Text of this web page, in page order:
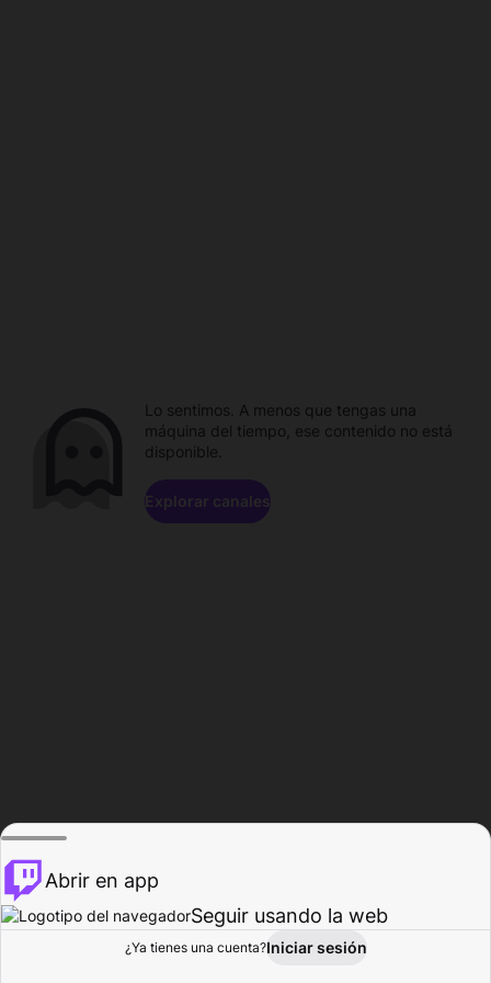
Explorar Actividad
Lo sentimos. A menos que tengas una
máquina del tiempo, ese contenido no está
disponible.
Explorar canales
Abrir en app
Seguir usando la web
¿Ya tienes una cuenta?Iniciar sesión